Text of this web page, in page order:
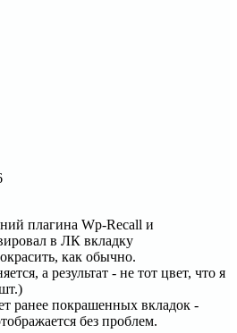
плагина Wp-Recall и
в ЛК вкладку
как обычно.
а результат - не тот цвет, что я
ранее покрашенных вкладок -
без проблем.